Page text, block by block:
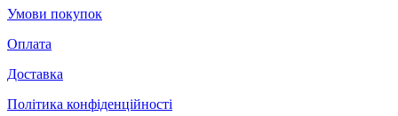
Умови покупок
Оплата
Доставка
Політика конфіденційності